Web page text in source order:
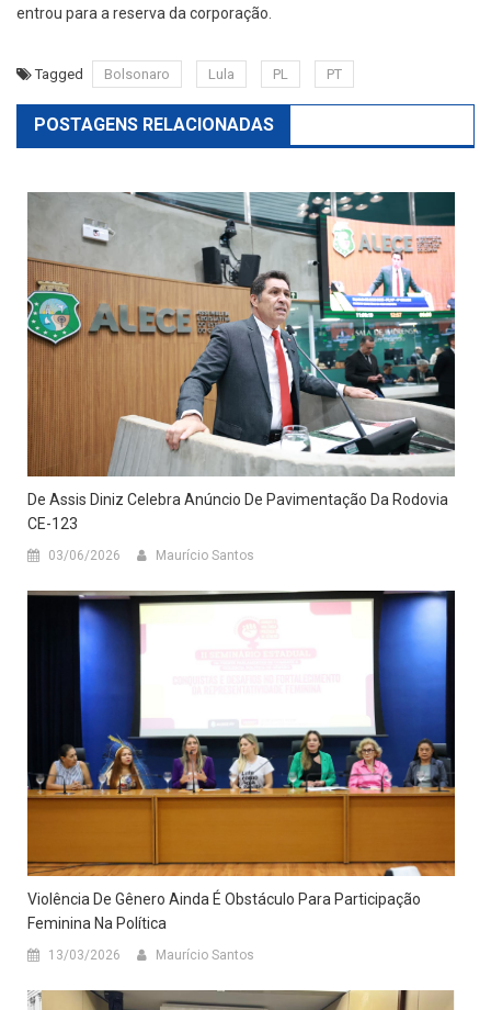
entrou para a reserva da corporação.
Tagged Bolsonaro Lula PL PT
POSTAGENS RELACIONADAS
De Assis Diniz Celebra Anúncio De Pavimentação Da Rodovia
CE-123
03/06/2026 Maurício Santos
Violência De Gênero Ainda É Obstáculo Para Participação
Feminina Na Política
13/03/2026 Maurício Santos